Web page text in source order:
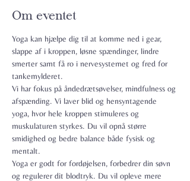
Om eventet
Yoga kan hjælpe dig til at komme ned i gear,
slappe af i kroppen, løsne spændinger, lindre
smerter samt få ro i nervesystemet og fred for
tankemylderet.
Vi har fokus på åndedrætsøvelser, mindfulness og
afspænding. Vi laver blid og hensyntagende
yoga, hvor hele kroppen stimuleres og
muskulaturen styrkes. Du vil opnå større
smidighed og bedre balance både fysisk og
mentalt.
Yoga er godt for fordøjelsen, forbedrer din søvn
og regulerer dit blodtryk. Du vil opleve mere